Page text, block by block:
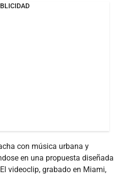
con música urbana y
en una propuesta diseñada
videoclip, grabado en Miami,